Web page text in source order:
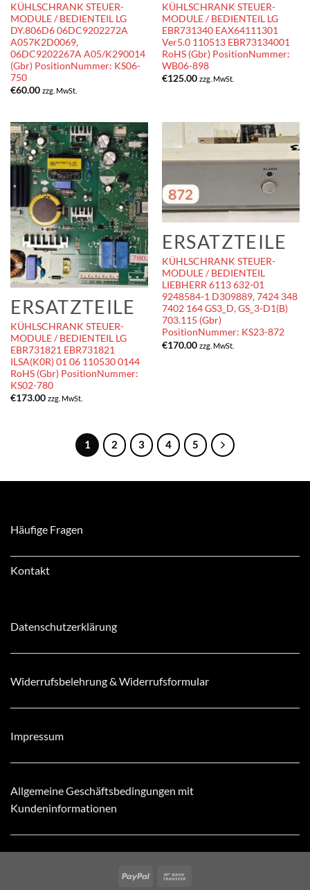
KÜHLSCHRANK STEUER-
MODULE / BEDIENTEIL LG
DY.806D6 06DC9202272A
A057K2D0069,
06DC9202267A A05/K290014
(Gbr) PositionNummer: KS06-
750
€60.00 zzg. MwSt.
KÜHLSCHRANK STEUER-
MODULE / BEDIENTEIL LG
EBR731340 EAX64111301
Ver5.0 110513 EBR73134001
RoHS (Gbr) PositionNummer:
WB06-898
€125.00 zzg. MwSt.
ERSATZTEILE
KÜHLSCHRANK STEUER-
MODULE / BEDIENTEIL LG
EBR731821 EBR731821
ILSA(K0R) 01 06 110530 0144
RoHS (Gbr) PositionNummer:
KS02-780
€173.00 zzg. MwSt.
ERSATZTEILE
KÜHLSCHRANK STEUER-
MODULE / BEDIENTEIL
LIEBHERR 6113 632-01
9248584-1 D309889, 7424 348
7402 164 GS3_D, GS_3-D1(B)
703.115 (Gbr)
PositionNummer: KS23-872
€170.00 zzg. MwSt.
1 2 3 4 5
Häufige Fragen
Kontakt
Datenschutzerklärung
Widerrufsbelehrung & Widerrufsformular
Impressum
Allgemeine Geschäftsbedingungen mit
Kundeninformationen